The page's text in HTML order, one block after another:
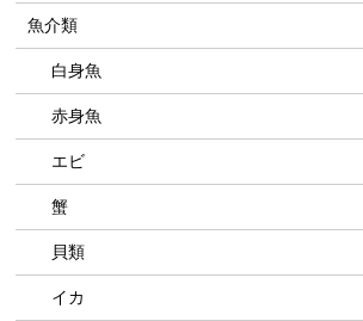
魚介類
白身魚
赤身魚
エビ
蟹
貝類
イカ